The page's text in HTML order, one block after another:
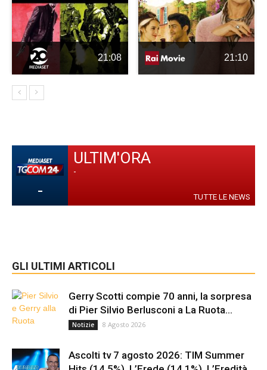
21:08 21:10
-
ULTIM'ORA
-
TUTTE LE NEWS
GLI ULTIMI ARTICOLI
Gerry Scotti compie 70 anni, la sorpresa
di Pier Silvio Berlusconi a La Ruota...
Notizie 8 Agosto 2026
Ascolti tv 7 agosto 2026: TIM Summer